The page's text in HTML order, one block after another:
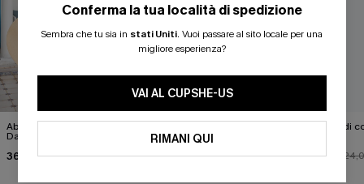
Abito lungo floreale "No Bad
Days"
36,00 €40,00 €
Times
48,00 €
Pareo midi
22,00 €
Conferma la tua località di spedizione
Sembra che tu sia in stati Uniti. Vuoi passare al sito locale per una
migliore esperienza?
VAI AL CUPSHE-US
RIMANI QUI